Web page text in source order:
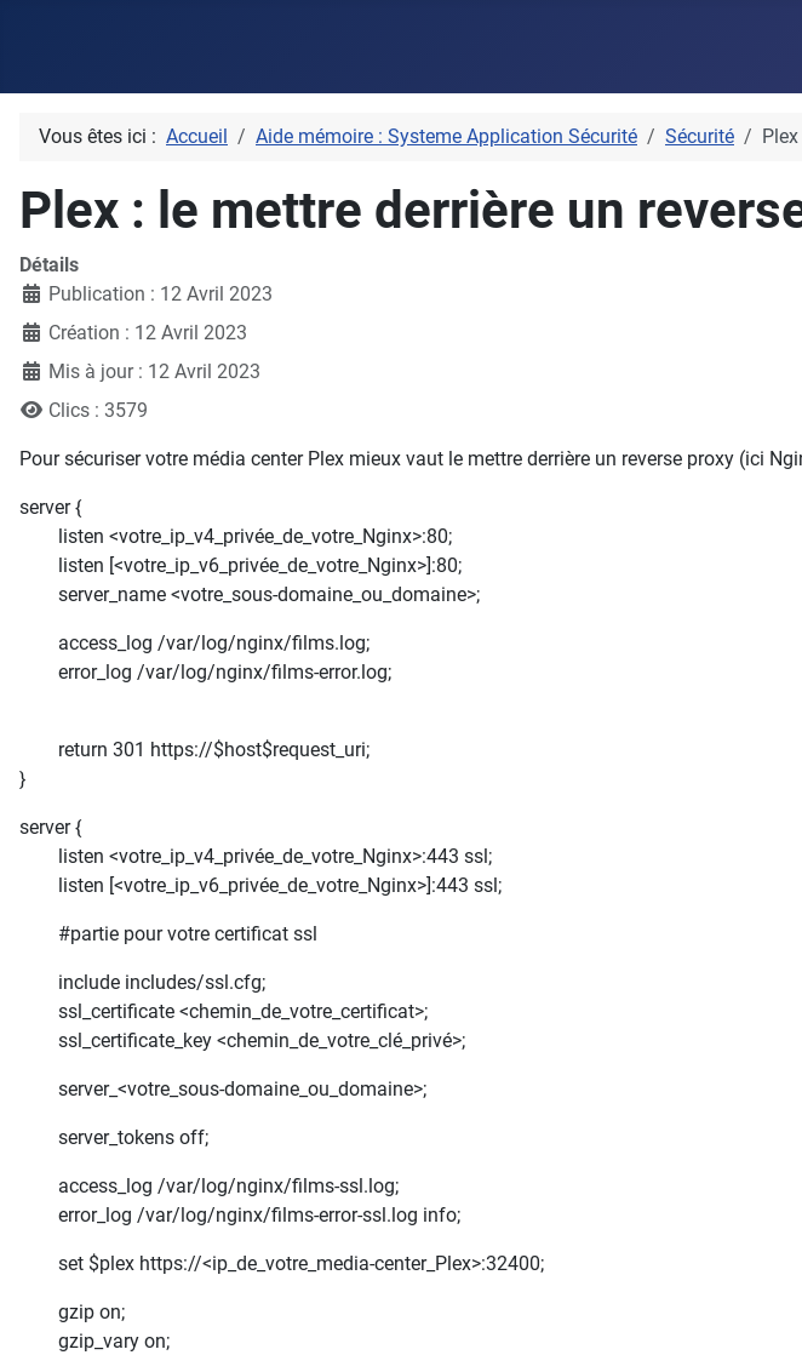
Vous êtes ici : Accueil Aide mémoire : Systeme Application Sécurité Sécurité
Plex : le mettre derrière un
Détails
Publication : 12 Avril 2023
Création : 12 Avril 2023
Mis à jour : 12 Avril 2023
Clics : 3579
Pour sécuriser votre média center Plex mieux vaut le mettre derrière un reverse proxy (ici
server {
listen <votre_ip_v4_privée_de_votre_Nginx>:80;
listen [<votre_ip_v6_privée_de_votre_Nginx>]:80;
server_name <votre_sous-domaine_ou_domaine>;
access_log /var/log/nginx/films.log;
error_log /var/log/nginx/films-error.log;
return 301 https://$host$request_uri;
}
server {
listen <votre_ip_v4_privée_de_votre_Nginx>:443 ssl;
listen [<votre_ip_v6_privée_de_votre_Nginx>]:443 ssl;
#partie pour votre certificat ssl
include includes/ssl.cfg;
ssl_certificate <chemin_de_votre_certificat>;
ssl_certificate_key <chemin_de_votre_clé_privé>;
server_<votre_sous-domaine_ou_domaine>;
server_tokens off;
access_log /var/log/nginx/films-ssl.log;
error_log /var/log/nginx/films-error-ssl.log info;
set $plex https://<ip_de_votre_media-center_Plex>:32400;
gzip on;
gzip_vary on;